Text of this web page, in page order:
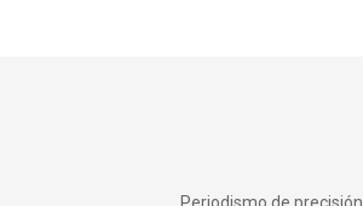
Periodismo de precisión